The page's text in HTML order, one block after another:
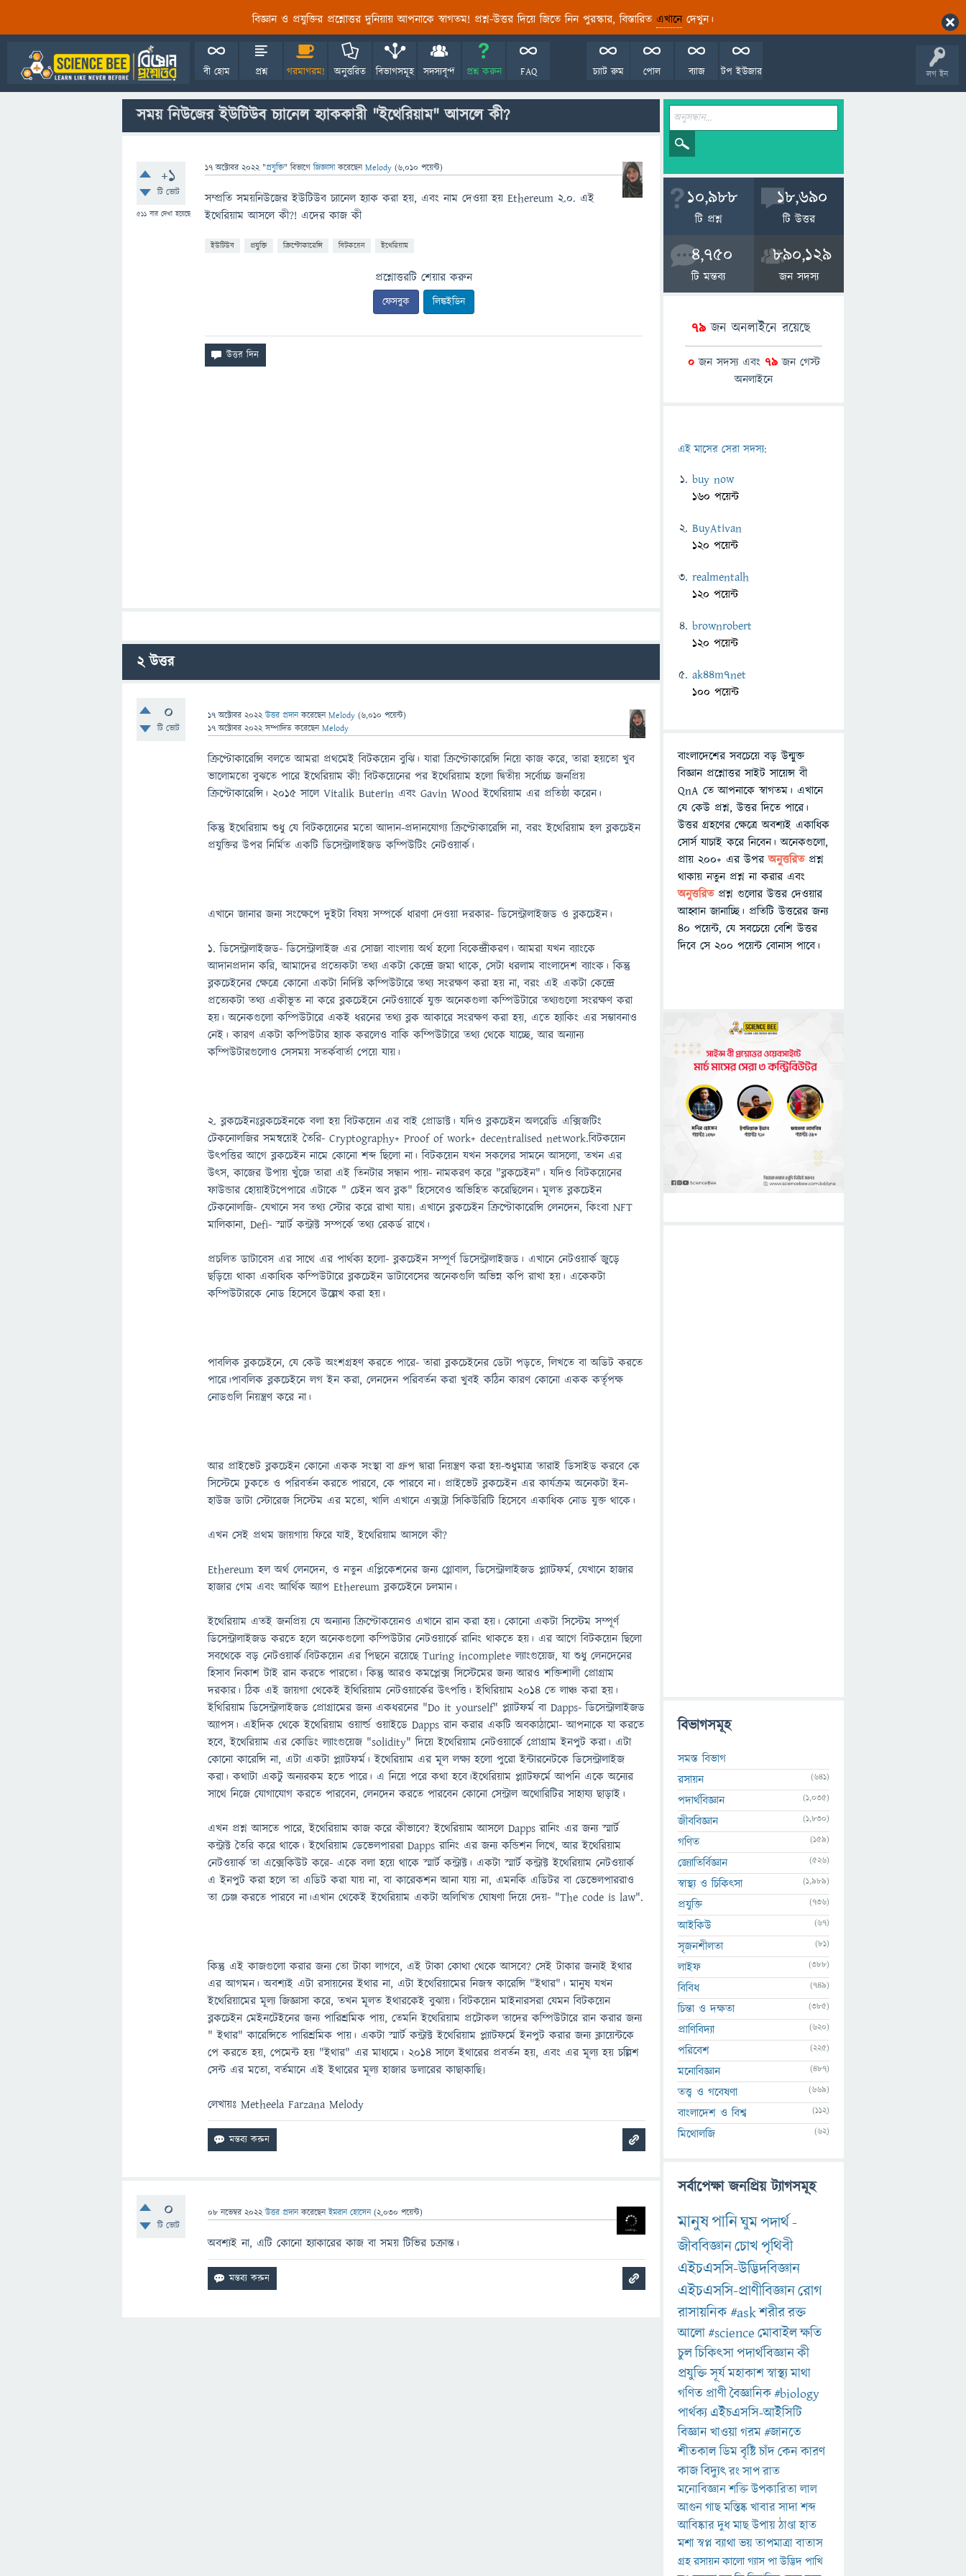
বিজ্ঞান ও প্রযুক্তির প্রশ্নোত্তর দুনিয়ায় আপনাকে স্বাগতম! প্রশ্ন-উত্তর দিয়ে জিতে নিন পুরস্কার, বিস্তারিত এখানেদেখুন।
লগ ইন
বী হোম প্রশ্ন গরমাগরম! অনুত্তরিত বিভাগসমূহ সদস্যবৃন্দ প্রশ্ন করুন FAQ টপ ইউজার
ব্যাজ
পোল
চ্যাট রুম
সময় নিউজের ইউটিউব চ্যানেল হ্যাককারী "ইথেরিয়াম" আসলে কী?
+1
টি ভোট
511 বার দেখা হয়েছে
17 অক্টোবর 2022 "প্রযুক্তি" বিভাগে জিজ্ঞাসাকরেছেনMelody (6,010 পয়েন্ট)
সম্প্রতি সময়নিউজের ইউটিউব চ্যানেল হ্যাক করা হয়, এবং নাম দেওয়া হয় Ethereum 2.0. এই
ইথেরিয়াম আসলে কী?! এদের কাজ কী
ইউটিউব প্রযুক্তি ক্রিপ্টোকারেন্সি বিটকয়েন ইথেরিয়াম
প্রশ্নোত্তরটি শেয়ার করুন
ফেসবুক লিঙ্কইডিন
2উত্তর
0
টি ভোট
17 অক্টোবর 2022 উত্তর প্রদান করেছেনMelody (6,010 পয়েন্ট)
17 অক্টোবর 2022 সম্পাদিত করেছেনMelody
ক্রিপ্টোকারেন্সি বলতে আমরা প্রথমেই বিটকয়েন বুঝি। যারা ক্রিপ্টোকারেন্সি নিয়ে কাজ করে, তারা হয়তো খুব
ভালোমতো বুঝতে পারে ইথেরিয়াম কী! বিটকয়েনের পর ইথেরিয়াম হলো দ্বিতীয় সর্বোচ্চ জনপ্রিয়
ক্রিপ্টোকারেন্সি। 2015 সালে Vitalik Buterin এবং Gavin Wood ইথেরিয়াম এর প্রতিষ্ঠা করেন।
কিন্তু ইথেরিয়াম শুধু যে বিটকয়েনের মতো আদান-প্রদানযোগ্য ক্রিপ্টোকারেন্সি না, বরং ইথেরিয়াম হল ব্লকচেইন
প্রযুক্তির উপর নির্মিত একটি ডিসেন্ট্রালাইজড কম্পিউটিং নেটওয়ার্ক।
এখানে জানার জন্য সংক্ষেপে দুইটা বিষয় সম্পর্কে ধারণা দেওয়া দরকার- ডিসেন্ট্রালাইজড ও ব্লকচেইন।
১. ডিসেন্ট্রালাইজড- ডিসেন্ট্রালাইজ এর সোজা বাংলায় অর্থ হলো বিকেন্দ্রীকরণ। আমরা যখন ব্যাংকে
আদানপ্রদান করি, আমাদের প্রত্যেকটা তথ্য একটা কেন্দ্রে জমা থাকে, সেটা ধরলাম বাংলাদেশ ব্যাংক। কিন্তু
ব্লকচেইনের ক্ষেত্রে কোনো একটা নির্দিষ্ট কম্পিউটারে তথ্য সংরক্ষণ করা হয় না, বরং এই একটা কেন্দ্রে
প্রত্যেকটা তথ্য একীভূত না করে ব্লকচেইনে নেটওয়ার্কে যুক্ত অনেকগুলা কম্পিউটারে তথ্যগুলো সংরক্ষণ করা
হয়। অনেকগুলো কম্পিউটারে একই ধরনের তথ্য ব্লক আকারে সংরক্ষণ করা হয়, এতে হ্যাকিং এর সম্ভাবনাও
নেই। কারণ একটা কম্পিউটার হ্যাক করলেও বাকি কম্পিউটারে তথ্য থেকে যাচ্ছে, আর অন্যান্য
কম্পিউটারগুলোও সেসময় সতর্কবার্তা পেয়ে যায়।
২. ব্লকচেইনঃব্লকচেইনকে বলা হয় বিটকয়েন এর বাই প্রোডাক্ট। যদিও ব্লকচেইন অলরেডি এক্সিজটিং
টেকনোলজির সমন্বয়েই তৈরি- Cryptography+ Proof of work+ decentralised network.বিটকয়েন
উৎপত্তির আগে ব্লকচেইন নামে কোনো শব্দ ছিলো না। বিটকয়েন যখন সকলের সামনে আসলো, তখন এর
উৎস, কাজের উপায় খুঁজে তারা এই তিনটার সন্ধান পায়- নামকরণ করে "ব্লকচেইন"। যদিও বিটকয়েনের
ফাউন্ডার হোয়াইটপেপারে এটাকে " চেইন অব ব্লক" হিসেবেও অভিহিত করেছিলেন। মূলত ব্লকচেইন
টেকনোলজি- যেখানে সব তথ্য স্টোর করে রাখা যায়৷ এখানে ব্লকচেইন ক্রিপ্টোকারেন্সি লেনদেন, কিংবা NFT
মালিকানা, Defi- স্মার্ট কন্ট্রাক্ট সম্পর্কে তথ্য রেকর্ড রাখে।
প্রচলিত ডাটাবেস এর সাথে এর পার্থক্য হলো- ব্লকচেইন সম্পূর্ণ ডিসেন্ট্রালাইজড। এখানে নেটওয়ার্ক জুড়ে
ছড়িয়ে থাকা একাধিক কম্পিউটারে ব্লকচেইন ডাটাবেসের অনেকগুলি অভিন্ন কপি রাখা হয়। একেকটা
কম্পিউটারকে নোড হিসেবে উল্লেখ করা হয়।
পাবলিক ব্লকচেইনে, যে কেউ অংশগ্রহণ করতে পারে- তারা ব্লকচেইনের ডেটা পড়তে, লিখতে বা অডিট করতে
পারে।পাবলিক ব্লকচেইনে লগ ইন করা, লেনদেন পরিবর্তন করা খুবই কঠিন কারণ কোনো একক কর্তৃপক্ষ
নোডগুলি নিয়ন্ত্রণ করে না।
আর প্রাইভেট ব্লকচেইন কোনো একক সংস্থা বা গ্রুপ দ্বারা নিয়ন্ত্রণ করা হয়-শুধুমাত্র তারাই ডিসাইড করবে কে
সিস্টেমে ঢুকতে ও পরিবর্তন করতে পারবে, কে পারবে না। প্রাইভেট ব্লকচেইন এর কার্যক্রম অনেকটা ইন-
হাউজ ডাটা স্টোরেজ সিস্টেম এর মতো, খালি এখানে এক্সট্রা সিকিউরিটি হিসেবে একাধিক নোড যুক্ত থাকে।
এখন সেই প্রথম জায়গায় ফিরে যাই, ইথেরিয়াম আসলে কী?
Ethereum হল অর্থ লেনদেন, ও নতুন এপ্লিকেশনের জন্য গ্লোবাল, ডিসেন্ট্রালাইজড প্ল্যাটফর্ম, যেখানে হাজার
হাজার গেম এবং আর্থিক অ্যাপ Ethereum ব্লকচেইনে চলমান।
ইথেরিয়াম এতই জনপ্রিয় যে অন্যান্য ক্রিপ্টোকয়েনও এখানে রান করা হয়। কোনো একটা সিস্টেম সম্পূর্ণ
ডিসেন্ট্রালাইজড করতে হলে অনেকগুলো কম্পিউটার নেটওয়ার্কে রানিং থাকতে হয়। এর আগে বিটকয়েন ছিলো
সবথেকে বড় নেটওয়ার্ক।বিটকয়েন এর পিছনে রয়েছে Turing incomplete ল্যাংগুয়েজ, যা শুধু লেনদেনের
হিসাব নিকাশ টাই রান করতে পারতো। কিন্তু আরও কমপ্লেক্স সিস্টেমের জন্য আরও শক্তিশালী প্রোগ্রাম
দরকার। ঠিক এই জায়গা থেকেই ইথিরিয়াম নেটওয়ার্কের উৎপত্তি। ইথিরিয়াম ২০১৪ তে লাঞ্চ করা হয়।
ইথিরিয়াম ডিসেন্ট্রালাইজড প্রোগ্রামের জন্য একধরনের "Do it yourself" প্ল্যাটফর্ম বা Dapps- ডিসেন্ট্রালাইজড
অ্যাপস। এইদিক থেকে ইথেরিয়াম ওয়ার্ল্ড ওয়াইডে Dapps রান করার একটি অবকাঠামো- আপনাকে যা করতে
হবে, ইথেরিয়াম এর কোডিং ল্যাংগুয়েজ "solidity" দিয়ে ইথেরিয়াম নেটওয়ার্কে প্রোগ্রাম ইনপুট করা। এটা
কোনো কারেন্সি না, এটা একটা প্ল্যাটফর্ম। ইথেরিয়াম এর মূল লক্ষ্য হলো পুরো ইন্টারনেটকে ডিসেন্ট্রালাইজ
করা। কথাটা একটু অন্যরকম হতে পারে। এ নিয়ে পরে কথা হবে।ইথেরিয়াম প্ল্যাটফর্মে আপনি একে অন্যের
সাথে নিজে যোগাযোগ করতে পারবেন, লেনদেন করতে পারবেন কোনো সেন্ট্রাল অথোরিটির সাহায্য ছাড়াই।
এখন প্রশ্ন আসতে পারে, ইথেরিয়াম কাজ করে কীভাবে? ইথেরিয়াম আসলে Dapps রানিং এর জন্য স্মার্ট
কন্ট্রাক্ট তৈরি করে থাকে। ইথেরিয়াম ডেভেলপাররা Dapps রানিং এর জন্য কন্ডিশন লিখে, আর ইথেরিয়াম
নেটওয়ার্ক তা এক্সেকিউট করে- একে বলা হয়ে থাকে স্মার্ট কন্ট্রাক্ট। একটা স্মার্ট কন্ট্রাক্ট ইথেরিয়াম নেটওয়ার্ক
এ ইনপুট করা হলে তা এডিট করা যায় না, বা কারেকশন আনা যায় না, এমনকি এডিটর বা ডেভেলপাররাও
তা চেঞ্জ করতে পারবে না।এখান থেকেই ইথেরিয়াম একটা অলিখিত ঘোষণা দিয়ে দেয়- "The code is law".
কিন্তু এই কাজগুলো করার জন্য তো টাকা লাগবে, এই টাকা কোথা থেকে আসবে? সেই টাকার জন্যই ইথার
এর আগমন। অবশ্যই এটা রসায়নের ইথার না, এটা ইথেরিয়ামের নিজস্ব কারেন্সি "ইথার"। মানুষ যখন
ইথেরিয়ামের মূল্য জিজ্ঞাসা করে, তখন মূলত ইথারকেই বুঝায়। বিটকয়েন মাইনারসরা যেমন বিটকয়েন
ব্লকচেইন মেইনটেইনের জন্য পারিশ্রমিক পায়, তেমনি ইথেরিয়াম প্রটোকল তাদের কম্পিউটারে রান করার জন্য
" ইথার" কারেন্সিতে পারিশ্রমিক পায়। একটা স্মার্ট কন্ট্রাক্ট ইথেরিয়াম প্ল্যাটফর্মে ইনপুট করার জন্য ক্লায়েন্টকে
পে করতে হয়, পেমেন্ট হয় "ইথার" এর মাধ্যমে। ২০১৪ সালে ইথারের প্রবর্তন হয়, এবং এর মূল্য হয় চল্লিশ
সেন্ট এর মতো, বর্তমানে এই ইথারের মূল্য হাজার ডলারের কাছাকাছি৷
লেখায়ঃ Metheela Farzana Melody
0
টি ভোট
08 নভেম্বর 2022 উত্তর প্রদান করেছেনইমরান হোসেন (2,030 পয়েন্ট)
অবশ্যই না, এটি কোনো হ্যাকারের কাজ বা সময় টিভির চক্রান্ত।
10,988
টি প্রশ্ন
18,690
টি উত্তর
4,750
টি মন্তব্য
890,129
জন সদস্য
79জন অনলাইনে রয়েছে
0জন সদস্য এবং 79জন গেস্ট
অনলাইনে
এই মাসের সেরা সদস্য:
buy now
160 পয়েন্ট
BuyAtivan
120 পয়েন্ট
realmentalh
120 পয়েন্ট
brownrobert
120 পয়েন্ট
ak44m7net
100 পয়েন্ট
বাংলাদেশের সবচেয়ে বড় উন্মুক্ত
বিজ্ঞান প্রশ্নোত্তর সাইট সায়েন্স বী
QnA তে আপনাকে স্বাগতম। এখানে
যে কেউ প্রশ্ন, উত্তর দিতে পারে।
উত্তর গ্রহণের ক্ষেত্রে অবশ্যই একাধিক
সোর্স যাচাই করে নিবেন। অনেকগুলো,
প্রায় ২০০+ এর উপরঅনুত্তরিতপ্রশ্ন
থাকায় নতুন প্রশ্ন না করার এবং
অনুত্তরিত প্রশ্ন গুলোর উত্তর দেওয়ার
আহ্বান জানাচ্ছি। প্রতিটি উত্তরের জন্য
৪০ পয়েন্ট, যে সবচেয়ে বেশি উত্তর
দিবে সে ২০০ পয়েন্ট বোনাস পাবে।
বিভাগসমূহ
সমস্ত বিভাগ
রসায়ন
(641)
পদার্থবিজ্ঞান (1,035)
জীববিজ্ঞান (1,830)
গণিত (159)
জ্যোতির্বিজ্ঞান (526)
স্বাস্থ্য ও চিকিৎসা (1,989)
প্রযুক্তি (736)
আইকিউ (67)
সৃজনশীলতা (81)
লাইফ (388)
বিবিধ (749)
চিন্তা ও দক্ষতা (385)
প্রাণিবিদ্যা (620)
পরিবেশ (225)
মনোবিজ্ঞান (487)
তত্ত্ব ও গবেষণা (669)
বাংলাদেশ ও বিশ্ব (112)
মিথোলজি (62)
সর্বাপেক্ষা জনপ্রিয় ট্যাগসমূহ
মানুষপানিঘুমপদার্থ-
জীববিজ্ঞানচোখপৃথিবী
এইচএসসি-উদ্ভিদবিজ্ঞান
এইচএসসি-প্রাণীবিজ্ঞানরোগ
রাসায়নিক#askশরীররক্ত
আলো#scienceমোবাইলক্ষতি
চুলচিকিৎসাপদার্থবিজ্ঞানকী
প্রযুক্তিসূর্যমহাকাশস্বাস্থ্যমাথা
গণিত প্রাণীবৈজ্ঞানিক#biology
পার্থক্য এইচএসসি-আইসিটি
বিজ্ঞানখাওয়াগরম#জানতে
শীতকালডিমবৃষ্টিচাঁদকেনকারণ
কাজবিদ্যুৎরংসাপরাত
মনোবিজ্ঞানশক্তিউপকারিতালাল
আগুনগাছমস্তিষ্কখাবারসাদাশব্দ
আবিষ্কারদুধমাছউপায়ঠাণ্ডাহাত
মশাস্বপ্নব্যাথাভয়তাপমাত্রাবাতাস
গ্রহরসায়নকালোগ্যাসপাউদ্ভিদপাখি